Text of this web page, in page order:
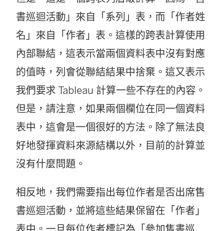
書巡迴活動」來自「系列」表，而「作者姓
名」來自「作者」表。這樣的跨表計算使用
內部聯結，這表示當兩個資料表中沒有對應
的值時，列會從聯結結果中捨棄。這又表示
我們要求 Tableau 計算一些不存在的內容。
但是，請注意，如果兩個欄位在同一個資料
表中，這會是一個很好的方法。除了無法良
好地發揮資料來源結構以外，目前的計算並
沒有什麼問題。
相反地，我們需要指出每位作者是否出席售
書巡迴活動，並將這些結果保留在「作者」